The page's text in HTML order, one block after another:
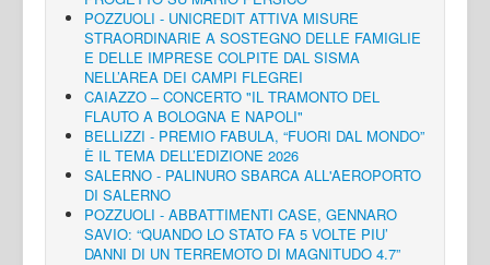
POZZUOLI - UNICREDIT ATTIVA MISURE
STRAORDINARIE A SOSTEGNO DELLE FAMIGLIE
E DELLE IMPRESE COLPITE DAL SISMA
NELL’AREA DEI CAMPI FLEGREI
CAIAZZO – CONCERTO "IL TRAMONTO DEL
FLAUTO A BOLOGNA E NAPOLI"
BELLIZZI - PREMIO FABULA, “FUORI DAL MONDO”
È IL TEMA DELL’EDIZIONE 2026
SALERNO - PALINURO SBARCA ALL'AEROPORTO
DI SALERNO
POZZUOLI - ABBATTIMENTI CASE, GENNARO
SAVIO: “QUANDO LO STATO FA 5 VOLTE PIU’
DANNI DI UN TERREMOTO DI MAGNITUDO 4.7”